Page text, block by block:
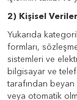
2) Kişisel
Yukarıda
formları,
sistemleri ve
bilgisayar ve
tarafından
veya otomatik